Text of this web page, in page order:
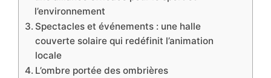
l’environnement
Spectacles et événements : une halle
couverte solaire qui redéfinit l’animation
locale
L’ombre portée des ombrières